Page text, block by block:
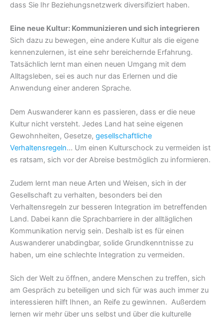
dass Sie Ihr Beziehungsnetzwerk diversifiziert haben.
Eine neue Kultur: Kommunizieren und sich integrieren
Sich dazu zu bewegen, eine andere Kultur als die eigene
kennenzulernen, ist eine sehr bereichernde Erfahrung.
Tatsächlich lernt man einen neuen Umgang mit dem
Alltagsleben, sei es auch nur das Erlernen und die
Anwendung einer anderen Sprache.
Dem Auswanderer kann es passieren, dass er die neue
Kultur nicht versteht. Jedes Land hat seine eigenen
Gewohnheiten, Gesetze, gesellschaftliche
Verhaltensregeln… Um einen Kulturschock zu vermeiden ist
es ratsam, sich vor der Abreise bestmöglich zu informieren.
Zudem lernt man neue Arten und Weisen, sich in der
Gesellschaft zu verhalten, besonders bei den
Verhaltensregeln zur besseren Integration im betreffenden
Land. Dabei kann die Sprachbarriere in der alltäglichen
Kommunikation nervig sein. Deshalb ist es für einen
Auswanderer unabdingbar, solide Grundkenntnisse zu
haben, um eine schlechte Integration zu vermeiden.
Sich der Welt zu öffnen, andere Menschen zu treffen, sich
am Gespräch zu beteiligen und sich für was auch immer zu
interessieren hilft Ihnen, an Reife zu gewinnen. Außerdem
lernen wir mehr über uns selbst und über die kulturelle